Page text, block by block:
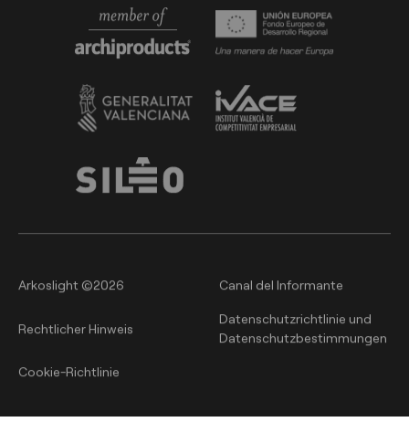
Arkoslight ©2026 Canal del Informante
Rechtlicher Hinweis
Datenschutzrichtlinie und
Datenschutzbestimmungen
Cookie-Richtlinie